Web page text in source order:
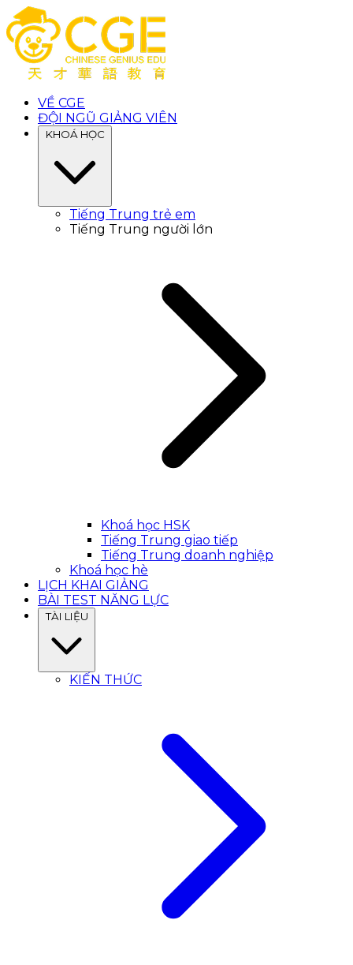
VỀ CGE
ĐỘI NGŨ GIẢNG VIÊN
KHOÁ HỌC
Tiếng Trung trẻ em
Tiếng Trung người lớn
Khoá học HSK
Tiếng Trung giao tiếp
Tiếng Trung doanh nghiệp
Khoá học hè
LỊCH KHAI GIẢNG
BÀI TEST NĂNG LỰC
TÀI LIỆU
KIẾN THỨC